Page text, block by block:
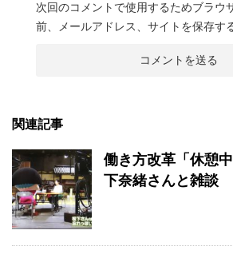
次回のコメントで使用するためブラウ
前、メールアドレス、サイトを保存する
関連記事
働き方改革「休憩
下奈緒さんと雑談